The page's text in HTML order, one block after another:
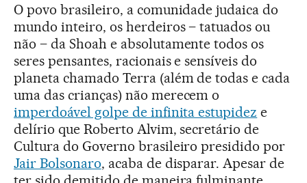
O povo brasileiro, a comunidade judaica do
mundo inteiro, os herdeiros – tatuados ou
não – da Shoah e absolutamente todos os
seres pensantes, racionais e sensíveis do
planeta chamado Terra (além de todas e cada
uma das crianças) não merecem o
imperdoável golpe de infinita estupidez e
delírio que Roberto Alvim, secretário de
Cultura do Governo brasileiro presidido por
Jair Bolsonaro, acaba de disparar. Apesar de